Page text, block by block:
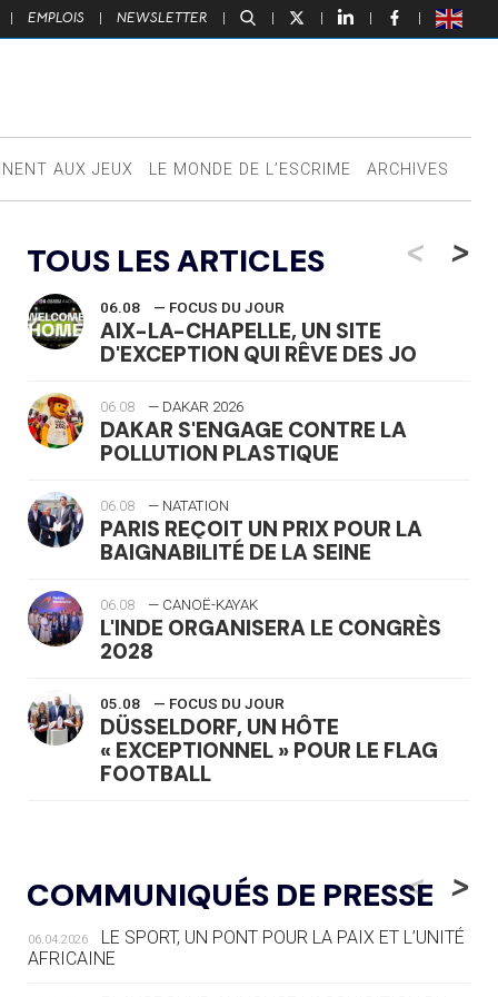
| EMPLOIS | NEWSLETTER | | | | |
AUX JEUX LE MONDE DE L’ESCRIME ARCHIVES
TOUS LES ARTICLES <
06.08 — FOCUS DU JOUR
AIX-LA-CHAPELLE, UN SITE
D'EXCEPTION QUI RÊVE DES JO
06.08 — DAKAR 2026
DAKAR S'ENGAGE CONTRE LA
POLLUTION PLASTIQUE
06.08 — NATATION
PARIS REÇOIT UN PRIX POUR LA
BAIGNABILITÉ DE LA SEINE
06.08 — CANOË-KAYAK
L'INDE ORGANISERA LE CONGRÈS
2028
05.08 — FOCUS DU JOUR
DÜSSELDORF, UN HÔTE
« EXCEPTIONNEL » POUR LE FLAG
FOOTBALL
LE RÊVE DE VOIR LA LUGE ALPINE
AUX JO « N'EST PAS FINI »
05.08 — TIR À L'ARC
DES MONDIAUX À BRISBANE SUR LA
>
COMMUNIQUÉS DE PRESSE
<
06.04.2026
LE SPORT, UN PONT POUR LA PAIX ET L’UNITÉ
AFRICAINE
>